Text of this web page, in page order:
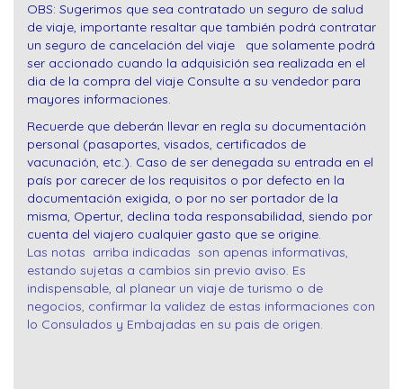
OBS: Sugerimos que sea contratado un seguro de salud
de viaje, importante resaltar que también podrá contratar
un seguro de cancelación del viaje que solamente podrá
ser accionado cuando la adquisición sea realizada en el
dia de la compra del viaje Consulte a su vendedor para
mayores informaciones.
Recuerde que deberán llevar en regla su documentación
personal (pasaportes, visados, certificados de
vacunación, etc.). Caso de ser denegada su entrada en el
país por carecer de los requisitos o por defecto en la
documentación exigida, o por no ser portador de la
misma, Opertur, declina toda responsabilidad, siendo por
cuenta del viajero cualquier gasto que se origine.
Las notas arriba indicadas son apenas informativas,
estando sujetas a cambios sin previo aviso. Es
indispensable, al planear un viaje de turismo o de
negocios, confirmar la validez de estas informaciones con
lo Consulados y Embajadas en su pais de origen.